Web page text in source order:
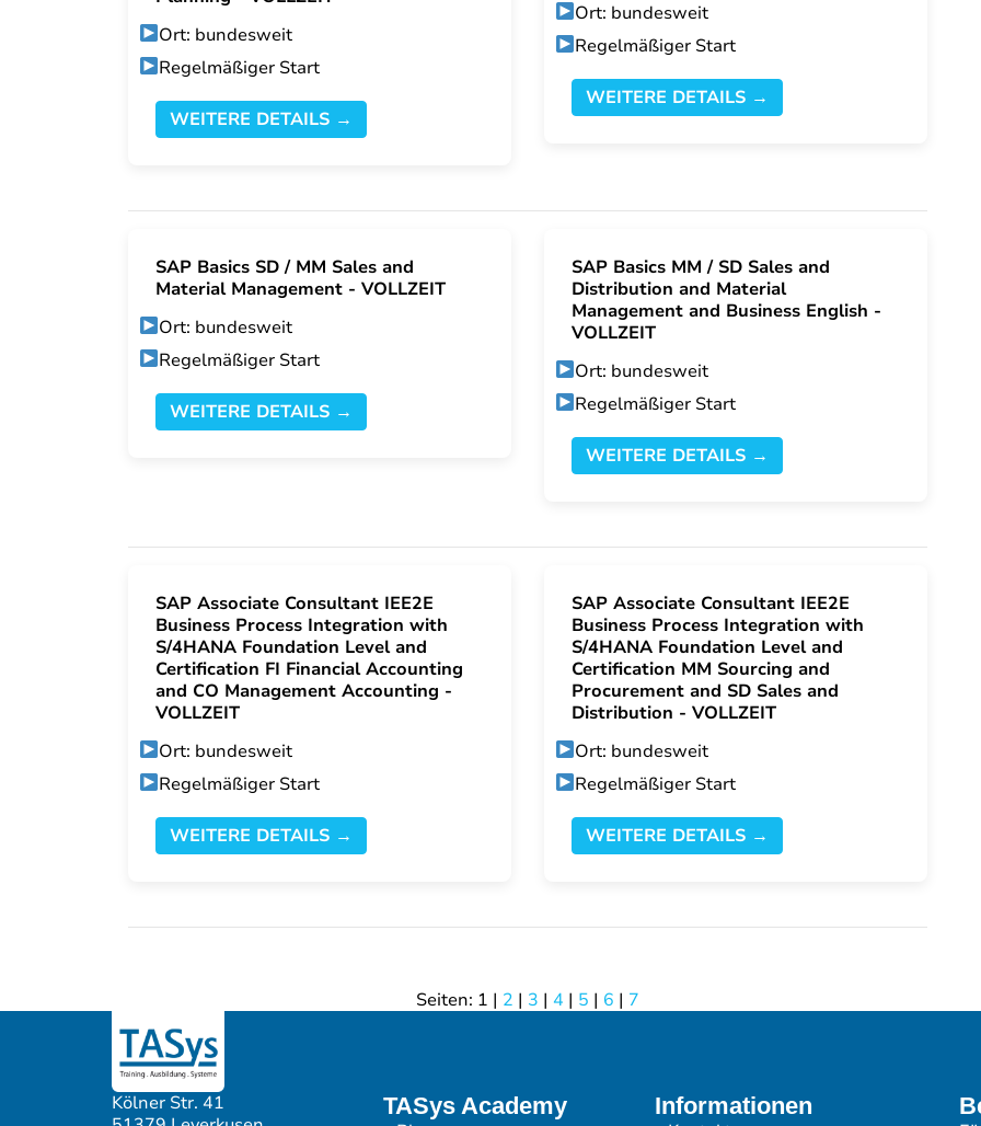
Ort: bundesweit
Regelmäßiger Start
WEITERE DETAILS →
Ort: bundesweit
Regelmäßiger Start
WEITERE DETAILS →
SAP Basics SD / MM Sales and
Material Management - VOLLZEIT
Ort: bundesweit
Regelmäßiger Start
WEITERE DETAILS →
SAP Basics MM / SD Sales and
Distribution and Material
Management and Business English -
VOLLZEIT
Ort: bundesweit
Regelmäßiger Start
WEITERE DETAILS →
SAP Associate Consultant IEE2E
Business Process Integration with
S/4HANA Foundation Level and
Certification FI Financial Accounting
and CO Management Accounting -
VOLLZEIT
Ort: bundesweit
Regelmäßiger Start
WEITERE DETAILS →
SAP Associate Consultant IEE2E
Business Process Integration with
S/4HANA Foundation Level and
Certification MM Sourcing and
Procurement and SD Sales and
Distribution - VOLLZEIT
Ort: bundesweit
Regelmäßiger Start
WEITERE DETAILS →
Seiten: 1 | 2 | 3 | 4 | 5 | 6 | 7
Kölner Str. 41
TASys Academy Informationen